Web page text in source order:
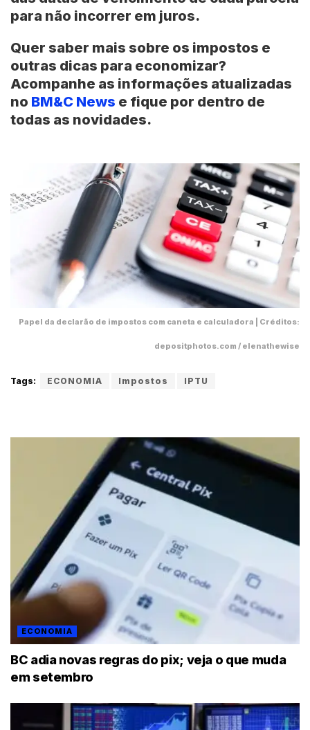
para não incorrer em juros.
Quer saber mais sobre os impostos e
outras dicas para economizar?
Acompanhe as informações atualizadas
no BM&C News e fique por dentro de
todas as novidades.
Papel da declarão de impostos com caneta e calculadora | Créditos:
depositphotos.com / elenathewise
Tags: ECONOMIA Impostos IPTU
ECONOMIA
BC adia novas regras do pix; veja o que muda
em setembro